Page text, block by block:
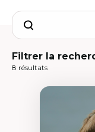
Search
Filtrer la
8 résultats